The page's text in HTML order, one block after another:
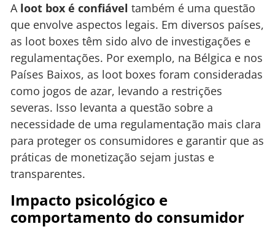
A loot box é confiável também é uma questão
que envolve aspectos legais. Em diversos países,
as loot boxes têm sido alvo de investigações e
regulamentações. Por exemplo, na Bélgica e nos
Países Baixos, as loot boxes foram consideradas
como jogos de azar, levando a restrições
severas. Isso levanta a questão sobre a
necessidade de uma regulamentação mais clara
para proteger os consumidores e garantir que as
práticas de monetização sejam justas e
transparentes.
Impacto psicológico e
comportamento do consumidor